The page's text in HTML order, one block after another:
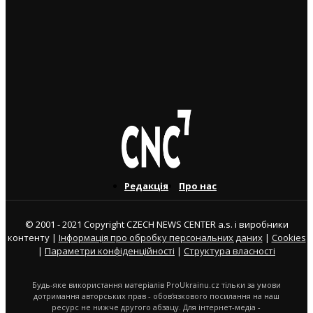
Редакція Про нас
© 2001 - 2021 Copyright CZECH NEWS CENTER a.s. і виробники
контенту | Інформація про обробку персональних даних| Cookies
| Параметри конфіденційності | Структура власності
Будь-яке використання матеріалів ProUkrainu.cz тільки за умови
дотримання авторських прав - обов'язкового посилання на наш
ресурс не нижче другого абзацу. Для інтернет-медіа -